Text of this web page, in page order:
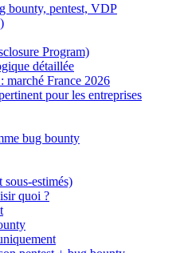
bounty, pentest, VDP
Program)
détaillée
marché France 2026
pour les entreprises
bug bounty
sous-estimés)
quoi ?